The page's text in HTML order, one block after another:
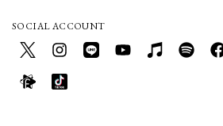
SOCIAL ACCOUNT